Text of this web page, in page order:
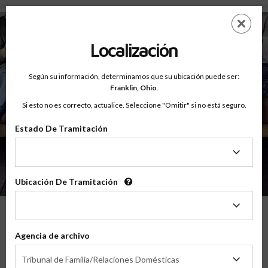
Testimonios - Court Ordered Program
Saltar
contenido
principal
EN
Decir
Localización
Según su información, determinamos que su ubicación puede ser:
Franklin, Ohio.
Si esto no es correcto, actualice. Seleccione "Omitir" si no está seguro.
Estado De Tramitación
Tramitación
Ubicación De Tramitación
Tramitación
Agencia de archivo
Tribunal de Familia/Relaciones Domésticas
de